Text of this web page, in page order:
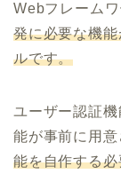
Webフレーム
発に必要な機
ルです。
ユーザー認証
能が事前に用意
能を自作する